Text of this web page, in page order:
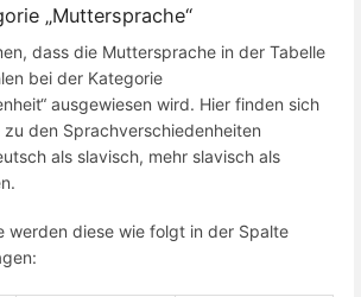
„Muttersprache“
dass die Muttersprache in der Tabelle
bei der Kategorie
ausgewiesen wird. Hier finden sich
den Sprachverschiedenheiten
als slavisch, mehr slavisch als
werden diese wie folgt in der Spalte